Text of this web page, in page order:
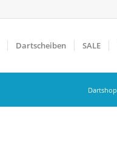
Dartscheiben SALE
Dartshop